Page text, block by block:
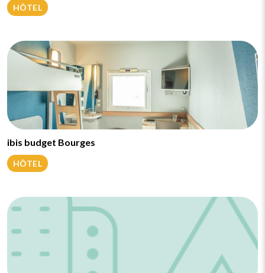
HÔTEL
ibis budget Bourges
HÔTEL